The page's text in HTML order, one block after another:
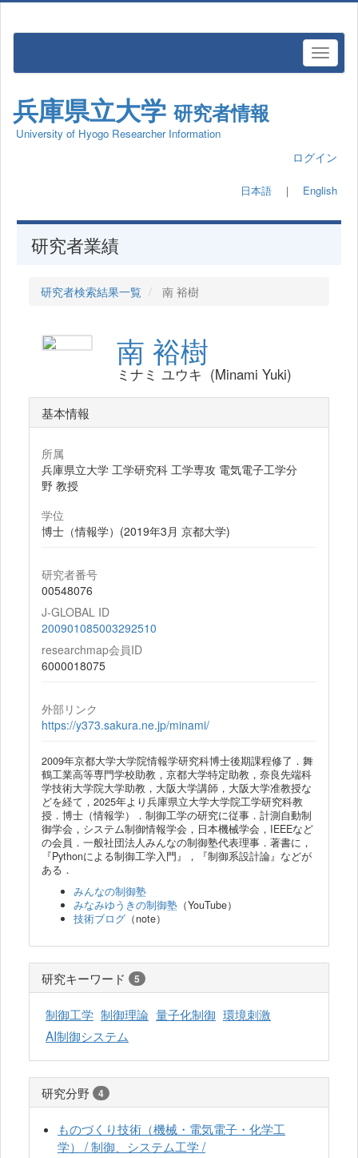
兵庫県立大学 研究者情報
University of Hyogo Researcher Information
ログイン
日本語 ｜ English
研究者業績
研究者検索結果一覧 南 裕樹
南 裕樹
ミナミ ユウキ (Minami Yuki)
基本情報
所属
兵庫県立大学 工学研究科 工学専攻 電気電子工学分
野 教授
学位
博士（情報学）(2019年3月 京都大学)
研究者番号
00548076
J-GLOBAL ID
200901085003292510
researchmap会員ID
6000018075
外部リンク
https://y373.sakura.ne.jp/minami/
2009年京都大学大学院情報学研究科博士後期課程修了．舞
鶴工業高等専門学校助教，京都大学特定助教，奈良先端科
学技術大学院大学助教，大阪大学講師，大阪大学准教授な
どを経て，2025年より兵庫県立大学大学院工学研究科教
授．博士（情報学）．制御工学の研究に従事．計測自動制
御学会，システム制御情報学会，日本機械学会，IEEEなど
の会員．一般社団法人みんなの制御塾代表理事．著書に，
『Pythonによる制御工学入門』，『制御系設計論』などが
ある．
みんなの制御塾
みなみゆうきの制御塾 （YouTube）
技術ブログ （note）
研究キーワード 5
制御工学 制御理論 量子化制御 環境刺激
AI制御システム
研究分野 4
ものづくり技術（機械・電気電子・化学工
学） / 制御、システム工学 /